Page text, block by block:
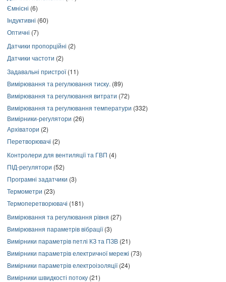
Ємнісні (6)
Індуктивні (60)
Оптичні (7)
Датчики пропорційні (2)
Датчики частоти (2)
Задавальні пристрої(11)
Вимірювання та регулювання тиску. (89)
Вимірювання та регулювання витрати (72)
Вимірювання та регулювання температури (332)
Вимірники-регулятори (26)
Архіватори (2)
Перетворювачі (2)
Контролери для вентиляції та ГВП (4)
ПІД-регулятори (52)
Програмні задатчики (3)
Термометри (23)
Термоперетворювачі (181)
Вимірювання та регулювання рівня (27)
Вимірювання параметрів вібрації(3)
Вимірники параметрів петлі КЗ та ПЗВ (21)
Вимірники параметрів електричної мережі (73)
Вимірники параметрів електроізоляції(24)
Вимірники швидкості потоку (21)